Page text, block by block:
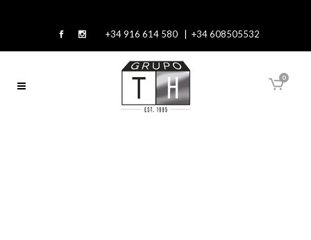
+34 916 614 580 | +34 608505532
0